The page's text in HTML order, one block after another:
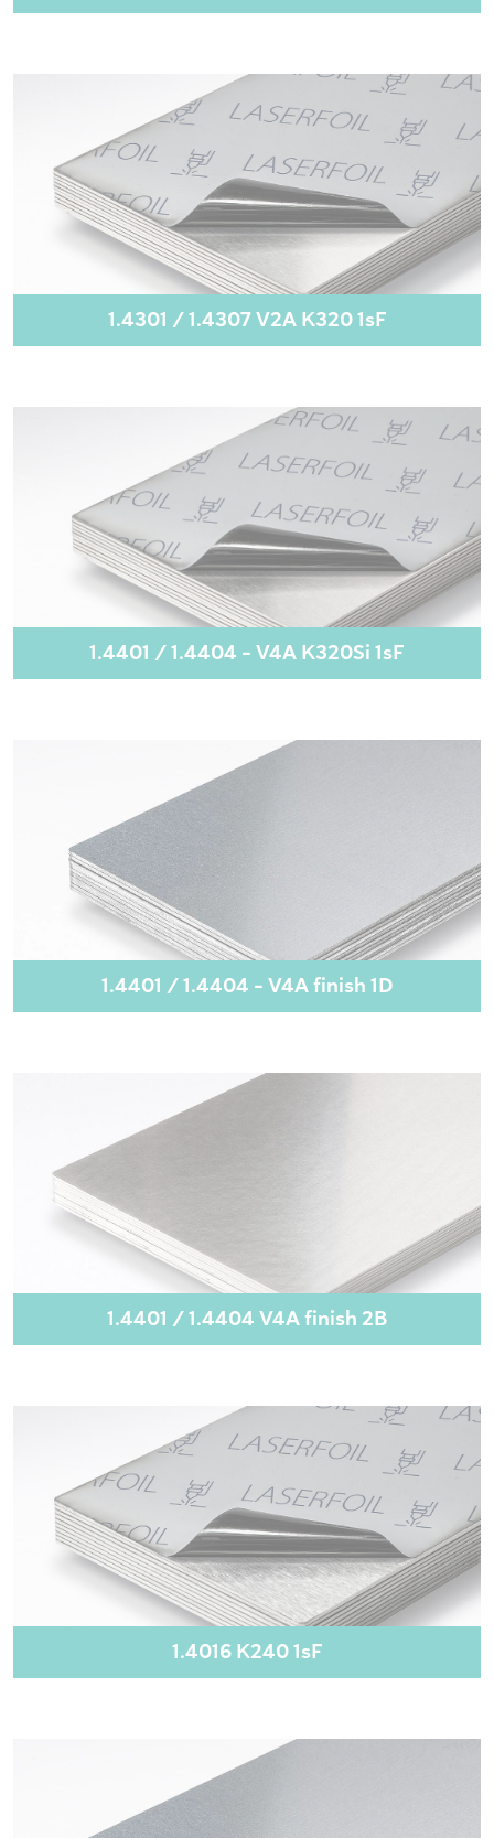
1.4301 / 1.4307 V2A K320 1sF
1.4401 / 1.4404 - V4A K320Si 1sF
1.4401 / 1.4404 - V4A finish 1D
1.4401 / 1.4404 V4A finish 2B
1.4016 K240 1sF